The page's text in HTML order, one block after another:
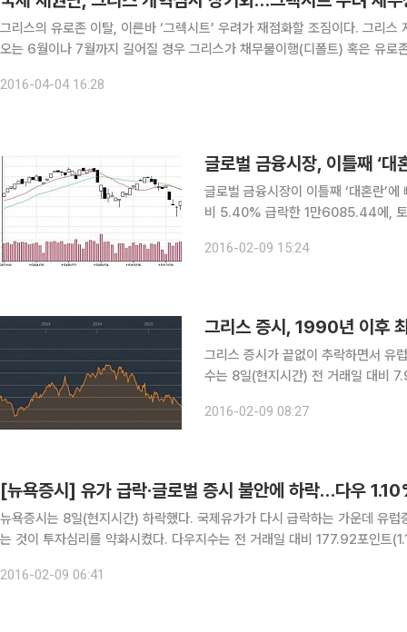
그리스의 유로존 이탈, 이른바 ‘그렉시트’ 우려가 재점화할 조짐이다. 그리스 지원의 조건인 개혁의 진전 상황에 대한 국제 채권단의 심사가
오는 6월이나 7월까지 길어질 경우 그리스가 채무불이행(디폴트) 혹은 유로
2016-04-04 16:28
글로벌 금융시장, 이틀째 ‘
글로벌 금융시장이 이틀째 ‘대혼란’
비 5.40% 급락한 1만6085.44에,
독일 은행권 피해 우려, 미국 셰일가
2016-02-09 15:24
그리스 증시, 1990년 이후
그리스 증시가 끝없이 추락하면서 유럽 재정
수는 8일(현지시간) 전 거래일 대비
스유럽600지수는 3.5% 떨어진
2016-02-09 08:27
[뉴욕증시] 유가 급락·글로벌 증시 불안에 하락…다우
뉴욕증시는 8일(현지시간) 하락했다. 국제유가가 다시 급락하는 가운데 유
는 것이 투자심리를 약화시켰다. 다우지수는 전 거래일 대비 177.92포인트(1.10%) 하락한 1만6027.05로 마감했다. S&P500지수는
2016-02-09 06:41